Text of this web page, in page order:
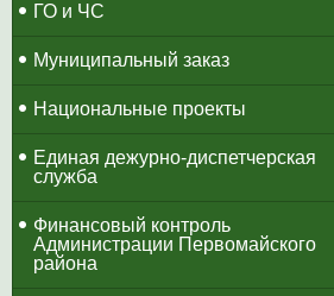
ГО и ЧС
Муниципальный заказ
Национальные проекты
​Единая дежурно-диспетчерская
служба
​Финансовый контроль
Администрации Первомайского
района